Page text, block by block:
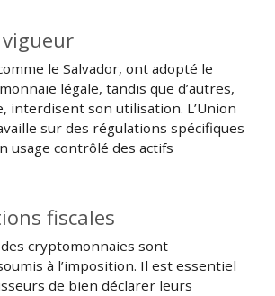
le Salvador, ont adopté le
légale, tandis que d’autres,
interdisent son utilisation. L’Union
sur des régulations spécifiques
usage contrôlé des actifs
fiscales
cryptomonnaies sont
à l’imposition. Il est essentiel
de bien déclarer leurs